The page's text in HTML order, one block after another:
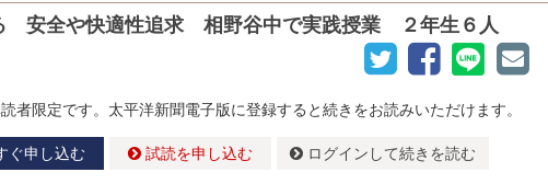
安全や快適性追求 相野谷中で実践授業 ２年生６人
者限定です。太平洋新聞電子版に登録すると続きをお読みいただけます。
ぐ申し込む 試読を申し込む ログインして続きを読む